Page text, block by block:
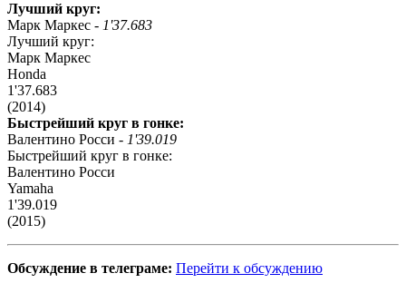
Лучший круг:
Марк Маркес - 1'37.683
Лучший круг:
Марк Маркес
Honda
1'37.683
(2014)
Быстрейший круг в гонке:
Валентино Росси - 1'39.019
Быстрейший круг в гонке:
Валентино Росси
Yamaha
1'39.019
(2015)
Обсуждение в телеграме: Перейти к обсуждению